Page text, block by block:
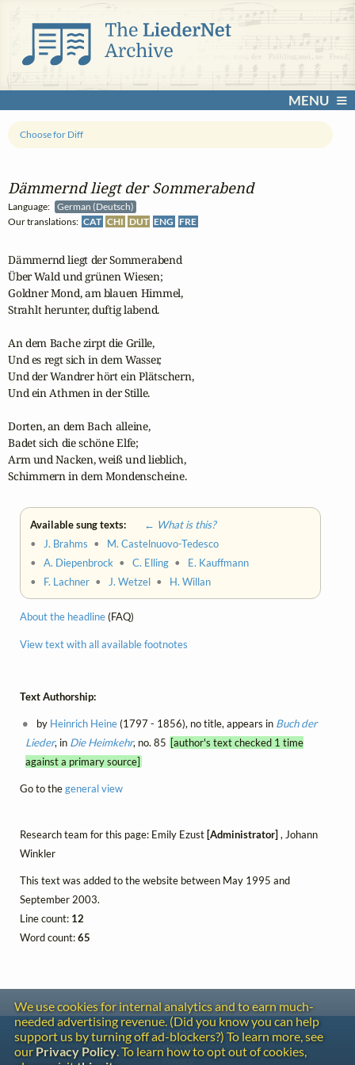
MENU
Dämmernd liegt der Sommerabend
Language:
German (Deutsch)
Our translations: CAT CHI DUT ENG FRE
Choose for Diff
Dämmernd liegt der Sommerabend
Über Wald und grünen Wiesen;
Goldner Mond, am blauen Himmel,
Strahlt herunter, duftig labend.
An dem Bache zirpt die Grille,
Und es regt sich in dem Wasser,
Und der Wandrer hört ein Plätschern,
Und ein Athmen in der Stille.
Dorten, an dem Bach alleine,
Badet sich die schöne Elfe;
Arm und Nacken, weiß und lieblich,
Schimmern in dem Mondenscheine.
Available sung texts:
← What is this?
•
J. Brahms • M. Castelnuovo-Tedesco
•A. Diepenbrock •C. Elling • E. Kauffmann
• F. Lachner • J. Wetzel • H. Willan
About the headline(FAQ)
View text with all available footnotes
Text Authorship:
by Heinrich Heine(1797 - 1856), no title, appears in Buch der
Lieder, in Die Heimkehr, no. 85 [author's text checked 1 time
against a primary source]
Go to thegeneral view
Research team for this page: Emily Ezust [Administrator] , Johann
Winkler
This text was added to the website between May 1995 and
September 2003.
Line count: 12
Word count:65
We use cookies for internal analytics and to earn much-
needed advertising revenue. (Did you know you can help
support us by turning off ad-blockers?) To learn more, see
our Privacy Policy. To learn how to opt out of cookies,
Contact
Copyright